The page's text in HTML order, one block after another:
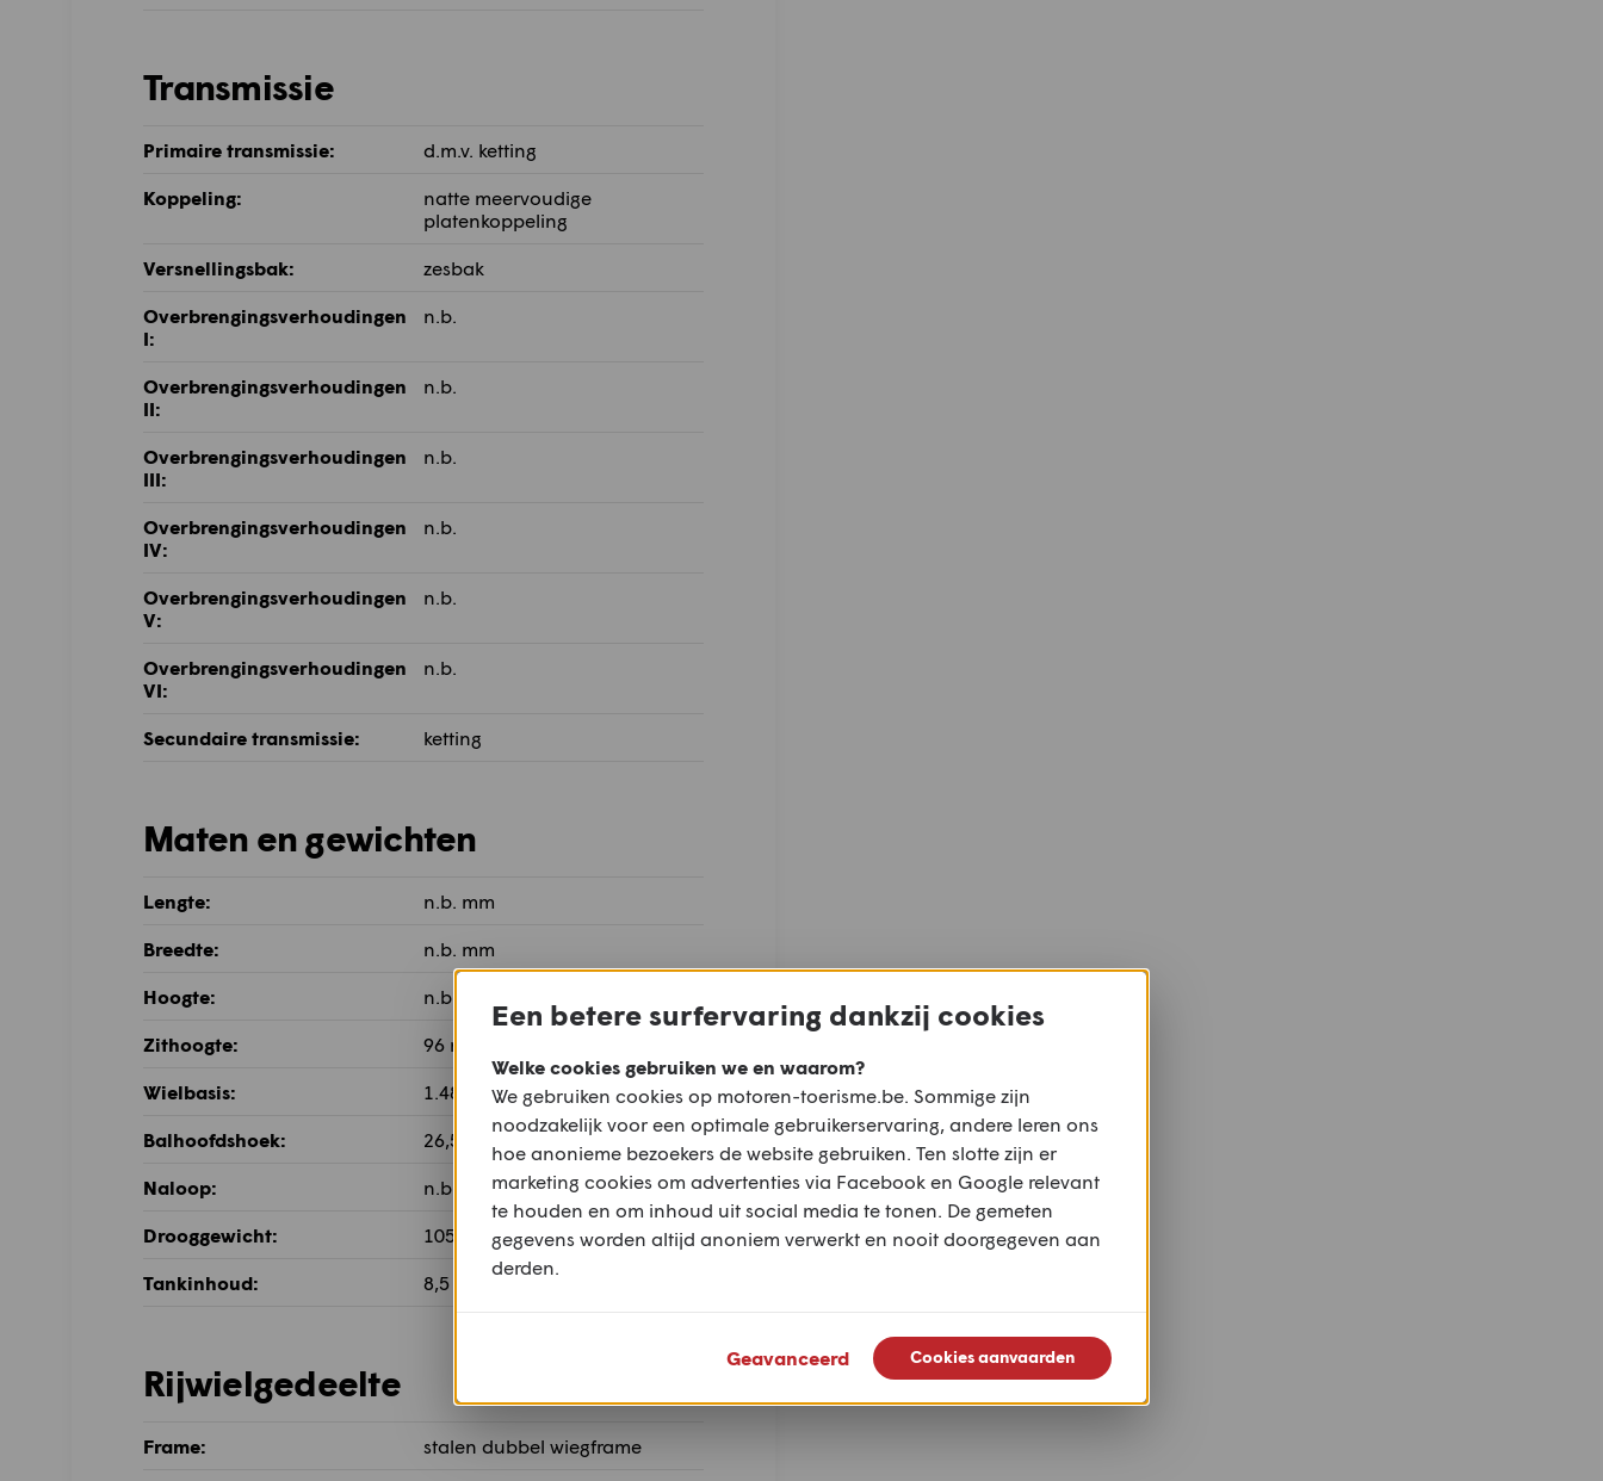
Transmissie
Primaire transmissie: d.m.v. ketting
Koppeling:
natte meervoudige
platenkoppeling
Versnellingsbak: zesbak
Overbrengingsverhoudingen
I:
n.b.
Overbrengingsverhoudingen
II:
n.b.
Overbrengingsverhoudingen
III:
n.b.
Overbrengingsverhoudingen
IV:
n.b.
Overbrengingsverhoudingen
V:
n.b.
Overbrengingsverhoudingen
VI:
n.b.
Secundaire transmissie: ketting
Maten en gewichten
Lengte: n.b. mm
Breedte: n.b. mm
Hoogte: n.b. mm
Zithoogte: 96 mm
Wielbasis: 1.487 mm
Balhoofdshoek: 26,5°
Naloop: n.b. mm
Drooggewicht: 105 kg
Tankinhoud: 8,5 l
Rijwielgedeelte
Frame: stalen dubbel wiegframe
Een betere surfervaring dankzij cookies
Welke cookies gebruiken we en waarom?
We gebruiken cookies op motoren-toerisme.be. Sommige zijn
noodzakelijk voor een optimale gebruikerservaring, andere leren ons
hoe anonieme bezoekers de website gebruiken. Ten slotte zijn er
marketing cookies om advertenties via Facebook en Google relevant
te houden en om inhoud uit social media te tonen. De gemeten
gegevens worden altijd anoniem verwerkt en nooit doorgegeven aan
derden.
Geavanceerd Cookies aanvaarden